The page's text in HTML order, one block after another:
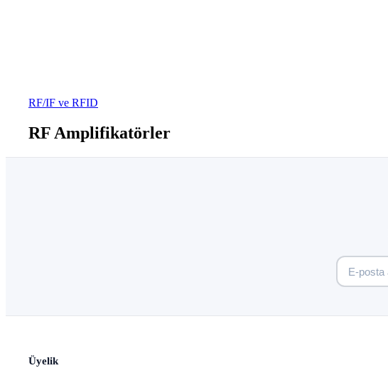
RF/IF ve RFID
RF Amplifikatörler
Üyelik